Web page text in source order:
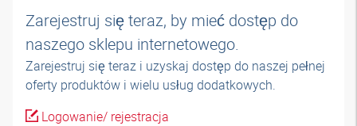
Zarejestruj się teraz, by mieć dostęp do
naszego sklepu internetowego.
Zarejestruj się teraz i uzyskaj dostęp do naszej pełnej
oferty produktów i wielu usług dodatkowych.
Logowanie/ rejestracja